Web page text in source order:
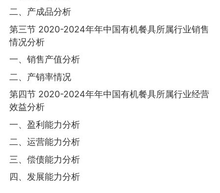
二、产成品分析
第三节 2020-2024年年中国有机餐具所属行业销售
情况分析
一、销售产值分析
二、产销率情况
第四节 2020-2024年年中国有机餐具所属行业经营
效益分析
一、盈利能力分析
二、运营能力分析
三、偿债能力分析
四、发展能力分析